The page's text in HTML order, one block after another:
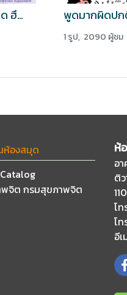
เสริมพลัง “อึด ฮึด สู้” อย่างไร....ในช่วงการแพร่ระบาด COVID-19
1 รูป, 2090 ผู้ชม
ห้องสมุด
พจิต กรมสุขภาพจิต
ห้
อ
ติ
โ
โ
อี